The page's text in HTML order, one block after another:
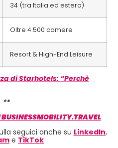
34 (tra Italia ed estero)
Oltre 4.500 camere
Resort & High-End Leisure
di Starhotels: “Perchè
**
BUSINESSMOBILITY.TRAVEL
seguici anche su LinkedIn,
e TikTok